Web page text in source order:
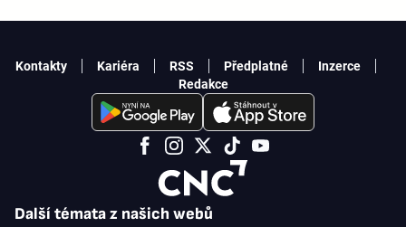
Další témata z našich webů
Kontakty Kariéra RSS Předplatné
Inzerce
Redakce